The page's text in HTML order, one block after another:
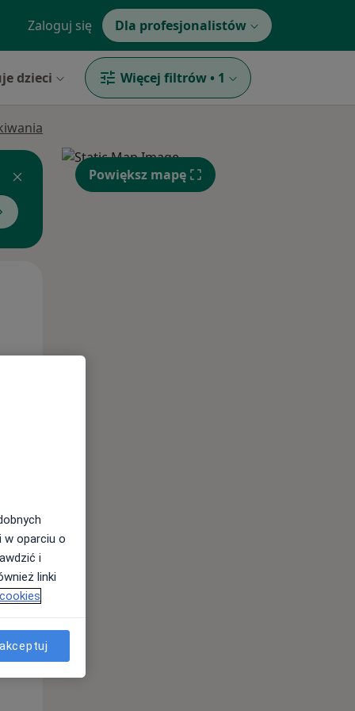
Zaloguj się Dla profesjonalistów
dzieci Więcej filtrów • 1
Wt,
11 Sie
Powiększ mapę
w oparciu o
i
linki